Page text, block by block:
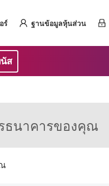
ร์ ฐานข้อมูลหุ้นส่วน
ส
ธนาคารของคุณ